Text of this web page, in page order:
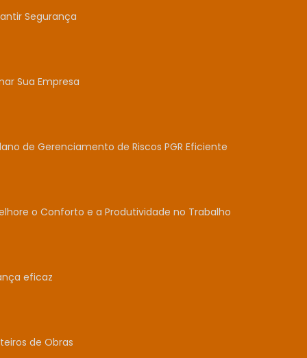
Segurança
Sua Empresa
de Gerenciamento de Riscos PGR Eficiente
o Conforto e a Produtividade no Trabalho
eficaz
de Obras